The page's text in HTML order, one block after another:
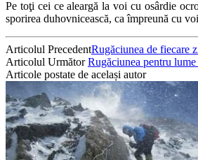
Pe toţi cei ce aleargă la voi cu osârdie
sporirea duhovnicească, ca împreună cu
Articolul PrecedentRugăciunea de fiecare
Articolul UrmătorRugăciunea pentru
Articole postate de același autor